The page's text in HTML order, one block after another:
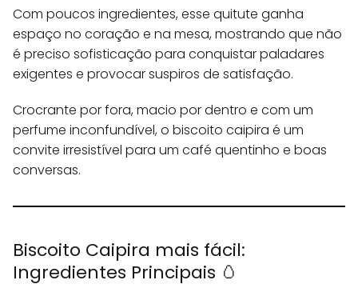
Com poucos ingredientes, esse quitute ganha
espaço no coração e na mesa, mostrando que não
é preciso sofisticação para conquistar paladares
exigentes e provocar suspiros de satisfação.
Crocrante por fora, macio por dentro e com um
perfume inconfundível, o biscoito caipira é um
convite irresistível para um café quentinho e boas
conversas.
Biscoito Caipira mais fácil:
Ingredientes Principais 🥚